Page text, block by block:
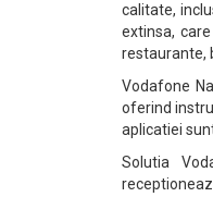
calitate,
extinsa,
restaurante,
Vodafone
oferind
aplicatiei
Solutia